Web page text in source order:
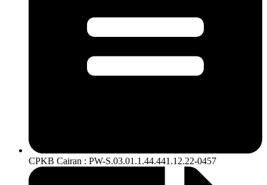
CPKB Cairan : PW-S.03.01.1.44.441.12.22-0457